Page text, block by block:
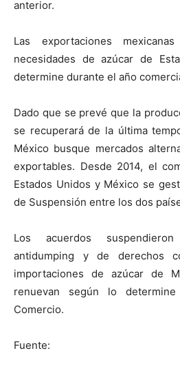
anterior.
Las exportaciones
necesidades de azúcar de
determine durante el año
Dado que se prevé que la
se recuperará de la última
México busque mercados
exportables. Desde 2014, el
Estados Unidos y México se
de Suspensión entre los dos
Los acuerdos
antidumping y de derechos
importaciones de azúcar de
renuevan según lo
Comercio.
Fuente: